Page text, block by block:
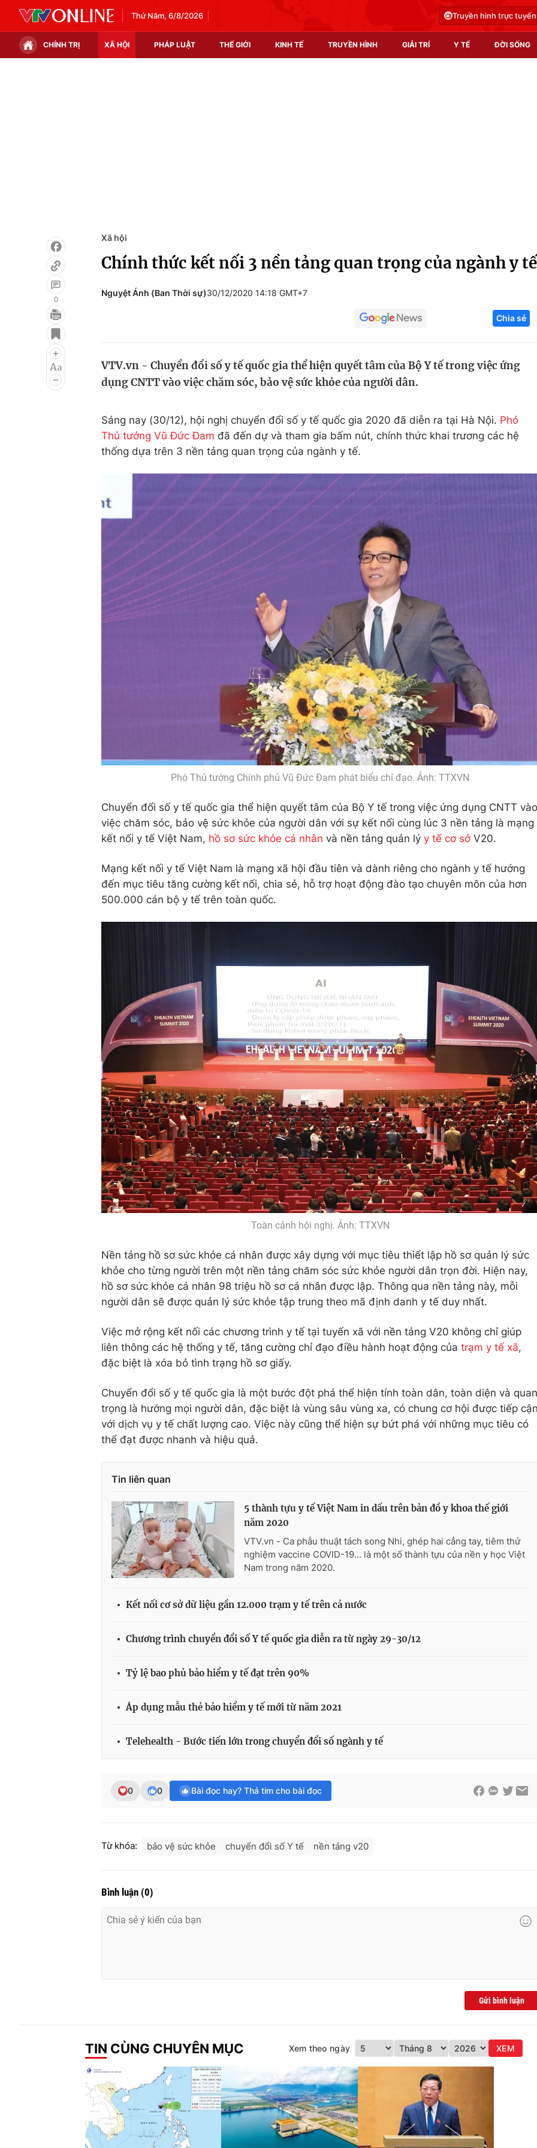
Thứ Năm, 6/8/2026 Truyền hình trực tuyến
CHÍNH TRỊ XÃ HỘI PHÁP LUẬT THẾ GIỚI KINH TẾ TRUYỀN HÌNH GIẢI TRÍ Y TẾ ĐỜI SỐNG
Infographic
Điện ảnh
Âm nhạc
Làm đẹp
Học trực tuyến
Công nghệ
Sản phẩm
Tư vấn
0
Xã hội
Chính thức kết nối 3 nền tảng quan trọng của ngành y tế
Nguyệt Ánh (Ban Thời sự)30/12/2020 14:18 GMT+7
Chia sẻ
VTV.vn - Chuyển đổi số y tế quốc gia thể hiện quyết tâm của Bộ Y tế trong việc ứng
dụng CNTT vào việc chăm sóc, bảo vệ sức khỏe của người dân.
Sáng nay (30/12), hội nghị chuyển đổi số y tế quốc gia 2020 đã diễn ra tại Hà Nội. Phó
Thủ tướng Vũ Đức Đam đã đến dự và tham gia bấm nút, chính thức khai trương các hệ
thống dựa trên 3 nền tảng quan trọng của ngành y tế.
Phó Thủ tướng Chính phủ Vũ Đức Đam phát biểu chỉ đạo. Ảnh: TTXVN
Chuyển đổi số y tế quốc gia thể hiện quyết tâm của Bộ Y tế trong việc ứng dụng CNTT vào
việc chăm sóc, bảo vệ sức khỏe của người dân với sự kết nối cùng lúc 3 nền tảng là mạng
kết nối y tế Việt Nam, hồ sơ sức khỏe cá nhân và nền tảng quản lý y tế cơ sởV20.
Mạng kết nối y tế Việt Nam là mạng xã hội đầu tiên và dành riêng cho ngành y tế hướng
đến mục tiêu tăng cường kết nối, chia sẻ, hỗ trợ hoạt động đào tạo chuyên môn của hơn
500.000 cán bộ y tế trên toàn quốc.
Toàn cảnh hội nghị. Ảnh: TTXVN
Nền tảng hồ sơ sức khỏe cá nhân được xây dựng với mục tiêu thiết lập hồ sơ quản lý sức
khỏe cho từng người trên một nền tảng chăm sóc sức khỏe người dân trọn đời. Hiện nay,
hồ sơ sức khỏe cá nhân 98 triệu hồ sơ cá nhân được lập. Thông qua nền tảng này, mỗi
người dân sẽ được quản lý sức khỏe tập trung theo mã định danh y tế duy nhất.
Việc mở rộng kết nối các chương trình y tế tại tuyến xã với nền tảng V20 không chỉ giúp
liên thông các hệ thống y tế, tăng cường chỉ đạo điều hành hoạt động của trạm y tế xã,
đặc biệt là xóa bỏ tình trạng hồ sơ giấy.
Chuyển đổi số y tế quốc gia là một bước đột phá thể hiện tính toàn dân, toàn diện và quan
trọng là hướng mọi người dân, đặc biệt là vùng sâu vùng xa, có chung cơ hội được tiếp
với dịch vụ y tế chất lượng cao. Việc này cũng thể hiện sự bứt phá với những mục tiêu có
thể đạt được nhanh và hiệu quả.
Tin liên quan
5 thành tựu y tế Việt Nam in dấu trên bản đồ y khoa thế giới
năm 2020
VTV.vn - Ca phẫu thuật tách song Nhi, ghép hai cẳng tay, tiêm thử
nghiệm vaccine COVID-19... là một số thành tựu của nền y học Việt
Nam trong năm 2020.
Kết nối cơ sở dữ liệu gần 12.000 trạm y tế trên cả nước
Chương trình chuyển đổi số Y tế quốc gia diễn ra từ ngày 29-30/12
Tỷ lệ bao phủ bảo hiểm y tế đạt trên 90%
Áp dụng mẫu thẻ bảo hiểm y tế mới từ năm 2021
Telehealth - Bước tiến lớn trong chuyển đổi số ngành y tế
0 0 Bài đọc hay? Thả tim cho bài đọc
Từ khóa: bảo vệ sức khỏe chuyển đổi số Y tế nền tảng v20
Bình luận (0)
Gửi bình luận
TIN CÙNG CHUYÊN MỤC Xem theo ngày XEM